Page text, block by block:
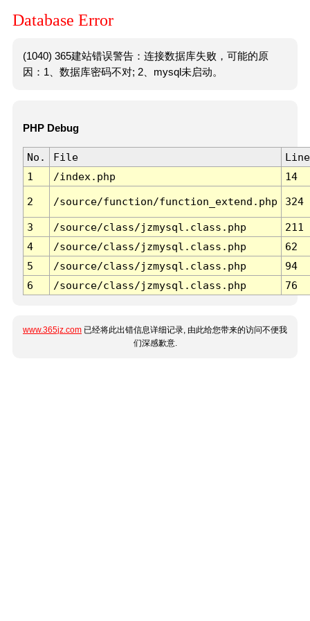
Database Error
(1040) 365建站错误警告：连接数据库失败，可能的原
因：1、数据库密码不对; 2、mysql未启动。
PHP Debug
No. File
Line
1
/index.php 14
2 /source/function/function_extend.php 324
3 /source/class/jzmysql.class.php
211
4
/source/class/jzmysql.class.php
62
5
/source/class/jzmysql.class.php
94
6
/source/class/jzmysql.class.php 76
www.365jz.com 已经将此出错信息详细记录, 由此给您带来的访问不便我
们深感歉意.